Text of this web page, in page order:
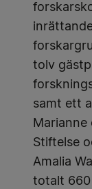
tolv
samt ett
Marianne
Stiftelse
Amalia
totalt 660